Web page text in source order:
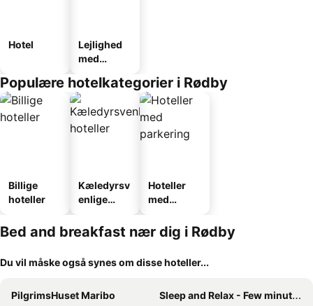
Hotel
Lejlighed
med
Populære hotelkategorier i Rødby
Billige
hoteller
Kæledyrsv
enlige
Hoteller
med
Bed and breakfast nær dig i Rødby
Du vil måske også synes om disse hoteller...
PilgrimsHuset Maribo
Sleep and Relax - Few minutes drive to the Ferry, Lalandia and the Femern Tunnel project